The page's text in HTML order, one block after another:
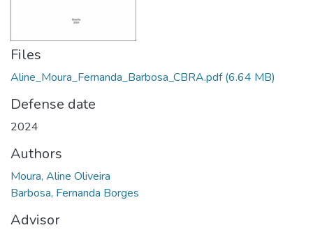
Files
Aline_Moura_Fernanda_Barbosa_CBRA.pdf(6.64 MB)
Defense date
2024
Authors
Moura, Aline Oliveira
Barbosa, Fernanda Borges
Advisor